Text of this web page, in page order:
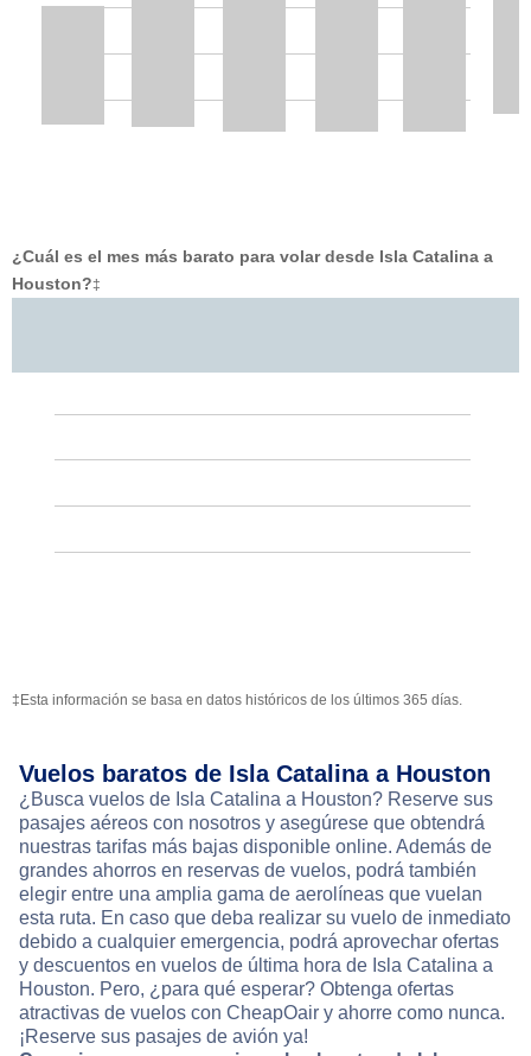
¿Cuál es el mes más barato para volar desde Isla Catalina a
Houston?‡
‡Esta información se basa en datos históricos de los últimos 365 días.
Vuelos baratos de Isla Catalina a Houston
¿Busca vuelos de Isla Catalina a Houston? Reserve sus
pasajes aéreos con nosotros y asegúrese que obtendrá
nuestras tarifas más bajas disponible online. Además de
grandes ahorros en reservas de vuelos, podrá también
elegir entre una amplia gama de aerolíneas que vuelan
esta ruta. En caso que deba realizar su vuelo de inmediato
debido a cualquier emergencia, podrá aprovechar ofertas
y descuentos en vuelos de última hora de Isla Catalina a
Houston. Pero, ¿para qué esperar? Obtenga ofertas
atractivas de vuelos con CheapOair y ahorre como nunca.
¡Reserve sus pasajes de avión ya!